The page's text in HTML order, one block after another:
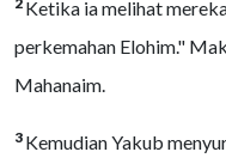
Ketika ia melihat
perkemahan Elohim."
Mahanaim.
3 Kemudian Yakub